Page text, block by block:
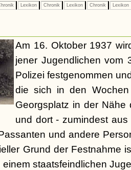
Lexikon Chronik Lexikon Chronik Lexikon
Am 16. Oktober 1937
jener Jugendlichen vom
Polizei festgenommen
die sich in den
Georgsplatz in der Nähe
und dort - zumindest
und andere
Grund der Festnahme
staatsfeindlichen